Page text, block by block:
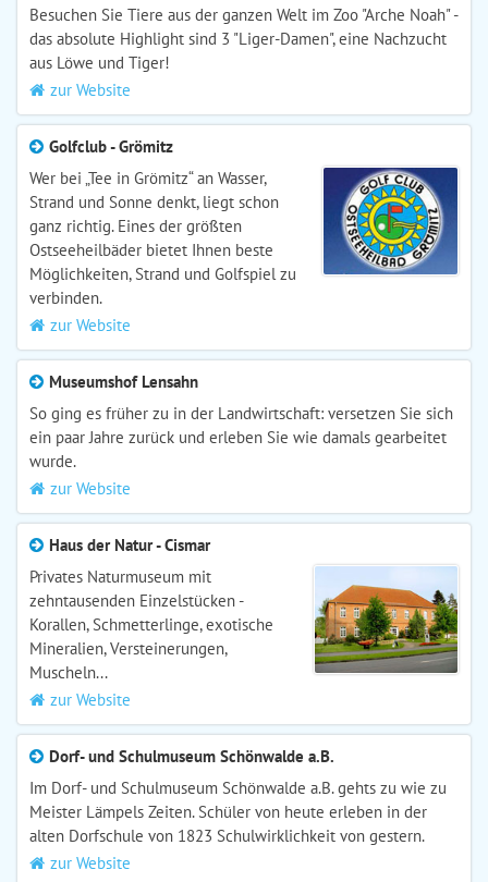
Besuchen Sie Tiere aus der ganzen Welt im Zoo "Arche Noah" -
das absolute Highlight sind 3 "Liger-Damen", eine Nachzucht
aus Löwe und Tiger!
zur Website
Golfclub - Grömitz
Wer bei „Tee in Grömitz“ an Wasser,
Strand und Sonne denkt, liegt schon
ganz richtig. Eines der größten
Ostseeheilbäder bietet Ihnen beste
Möglichkeiten, Strand und Golfspiel zu
verbinden.
zur Website
Museumshof Lensahn
So ging es früher zu in der Landwirtschaft: versetzen Sie sich
ein paar Jahre zurück und erleben Sie wie damals gearbeitet
wurde.
zur Website
Haus der Natur - Cismar
Privates Naturmuseum mit
zehntausenden Einzelstücken -
Korallen, Schmetterlinge, exotische
Mineralien, Versteinerungen,
Muscheln...
zur Website
Dorf- und Schulmuseum Schönwalde a.B.
Im Dorf- und Schulmuseum Schönwalde a.B. gehts zu wie zu
Meister Lämpels Zeiten. Schüler von heute erleben in der
alten Dorfschule von 1823 Schulwirklichkeit von gestern.
zur Website